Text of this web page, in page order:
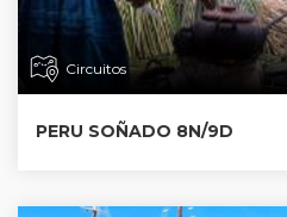
Circuitos
PERU SOÑADO 8N/9D